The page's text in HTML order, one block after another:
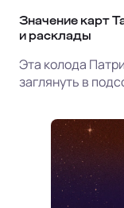
Значение карт
и расклады
Эта колода
заглянуть в